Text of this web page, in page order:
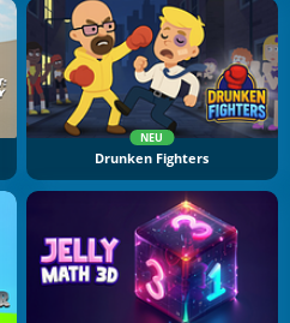
NEU
Drunken Fighters